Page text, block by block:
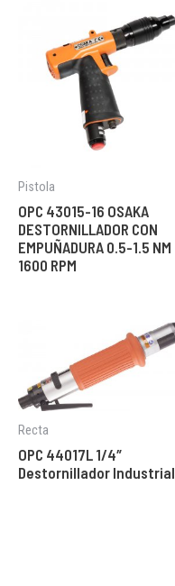
Pistola
OPC 43015-16 OSAKA
DESTORNILLADOR CON
EMPUÑADURA 0.5-1.5 NM
1600 RPM
Recta
OPC 44017L 1/4″
Destornillador Industrial